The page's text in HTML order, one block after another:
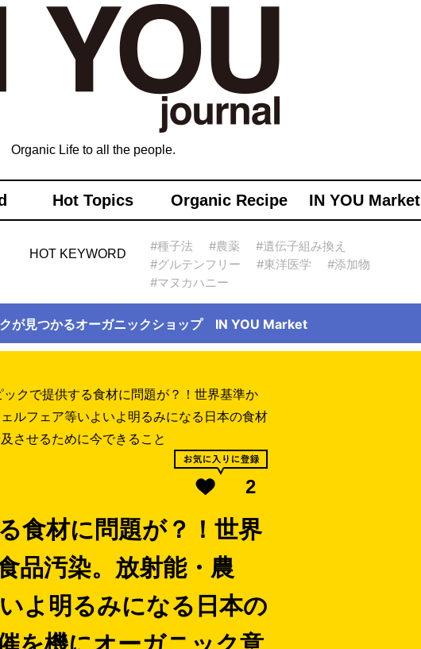
Organic Life to all the people.
Hot Topics Organic Recipe IN YOU Market
HOT KEYWORD
#種子法 #農薬
#遺伝子組み換え
#グルテンフリー
#東洋医学
#添加物
#マヌカハニー
が見つかるオーガニックショップ IN YOU Market
クで提供する食材に問題が？！世界基準か
ルフェア等いよいよ明るみになる日本の食材
させるために今できること
2
食材に問題が？！世界
品汚染。放射能・農
よ明るみになる日本の